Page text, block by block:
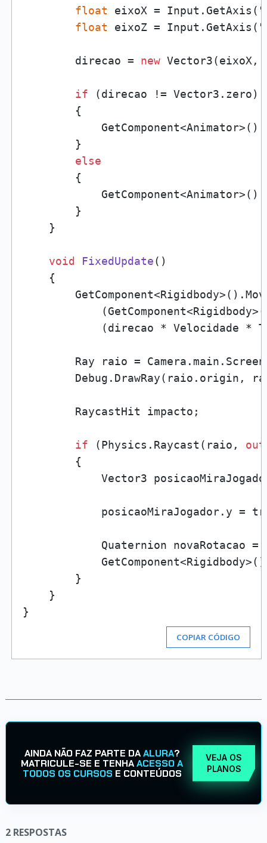
float eixoX = Input.GetAxis(
float eixoZ = Input.GetAxis(
        direcao =
new Vector3(eixoX,
if (direcao != Vector3.zero)
        {
        }
else
        {
        }
    }
void FixedUpdate()
    {
(direcao * Velocidade *
Ray raio =
Debug.DrawRay(raio.origin,
        RaycastHit impacto;
if (Physics.Raycast(raio, out
        {
Vector3
posicaoMiraJogador.y =
Quaternion novaRotacao =
        }
    }
COPIAR CÓDIGO
AINDA NÃO FAZ PARTE DAALURA?
MATRICULE-SE E TENHAACESSO A
TODOS OS CURSOS E CONTEÚDOS
VEJA OS
PLANOS
2 RESPOSTAS